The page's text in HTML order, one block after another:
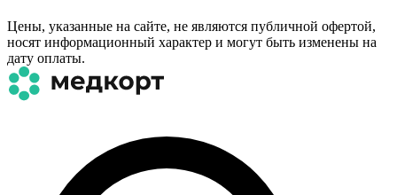
Цены, указанные на сайте, не являются публичной офертой,
носят информационный характер и могут быть изменены на
дату оплаты.